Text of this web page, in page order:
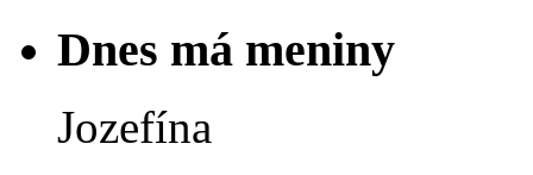
Dnes má meniny
Jozefína